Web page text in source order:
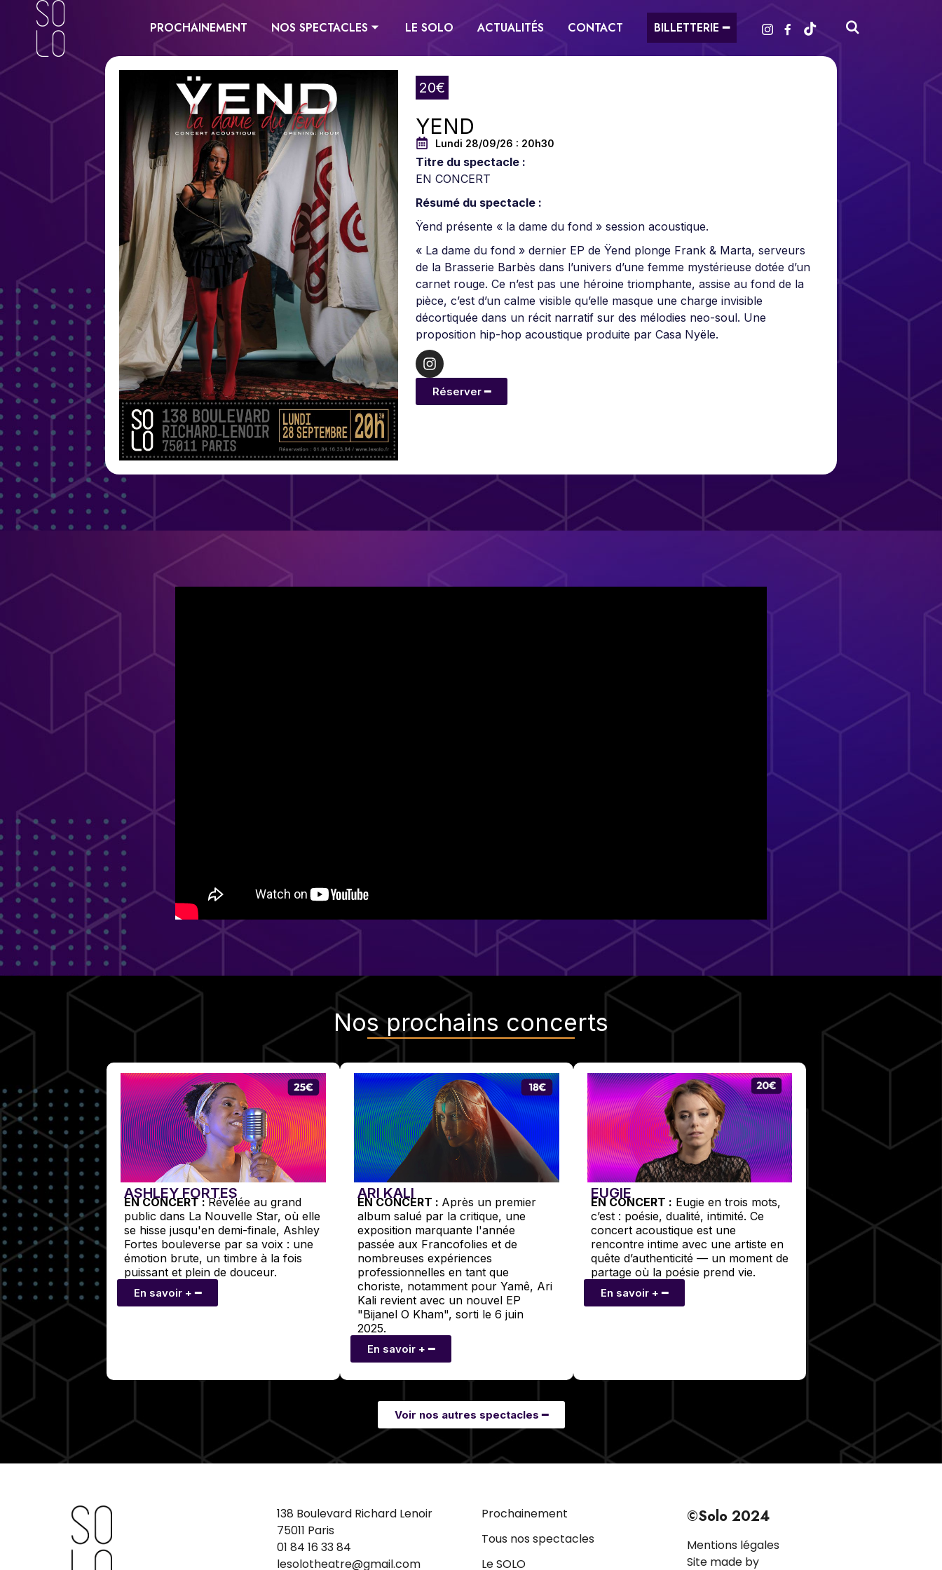
PROCHAINEMENT NOS SPECTACLES ⏷ LE SOLO ACTUALITÉS CONTACT BILLETTERIE ━
20€
YEND
Lundi 28/09/26 : 20h30
Titre du spectacle :
EN CONCERT
Résumé du spectacle :
Ÿend présente « la dame du fond » session acoustique.
« La dame du fond » dernier EP de Ÿend plonge Frank & Marta, serveurs
de la Brasserie Barbès dans l’univers d’une femme mystérieuse dotée d’un
carnet rouge. Ce n’est pas une héroine triomphante, assise au fond de la
pièce, c’est d’un calme visible qu’elle masque une charge invisible
décortiquée dans un récit narratif sur des mélodies neo-soul. Une
proposition hip-hop acoustique produite par Casa Nyële.
Réserver ━
Nosprochains concerts
ASHLEY FORTES
EN CONCERT :Révélée au grand
public dans La Nouvelle Star, où elle
se hisse jusqu'en demi-finale, Ashley
Fortes bouleverse par sa voix : une
émotion brute, un timbre à la fois
puissant et plein de douceur.
En savoir + ━
ARI KALI
EN CONCERT : Après un premier
album salué par la critique, une
exposition marquante l'année
passée aux Francofolies et de
nombreuses expériences
professionnelles en tant que
choriste, notamment pour Yamê, Ari
Kali revient avec un nouvel EP
"Bijanel O Kham", sorti le 6 juin
2025.
En savoir + ━
EUGIE
EN CONCERT : Eugie en trois mots,
c’est : poésie, dualité, intimité. Ce
concert acoustique est une
rencontre intime avec une artiste en
quête d’authenticité — un moment de
partage où la poésie prend vie.
En savoir + ━
Voir nos autres spectacles ━
138 Boulevard Richard Lenoir
75011 Paris
01 84 16 33 84
lesolotheatre@gmail.com
Prochainement
Tous nos spectacles
Le SOLO
©Solo 2024
Mentions légales
Site made by